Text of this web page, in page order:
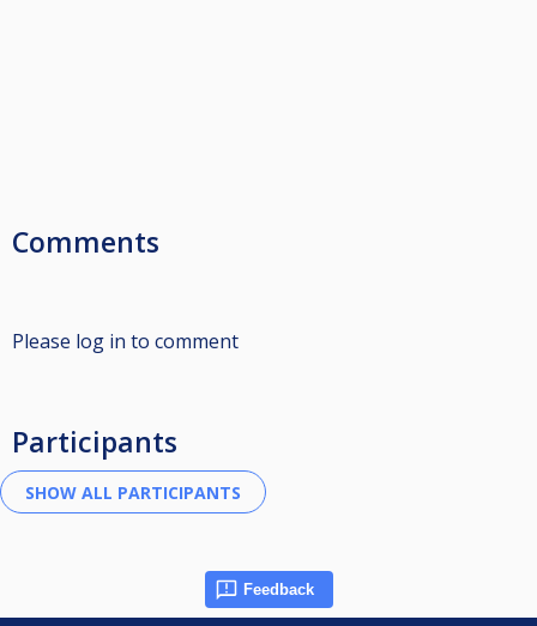
Comments
Please log in to comment
Participants
Feedback